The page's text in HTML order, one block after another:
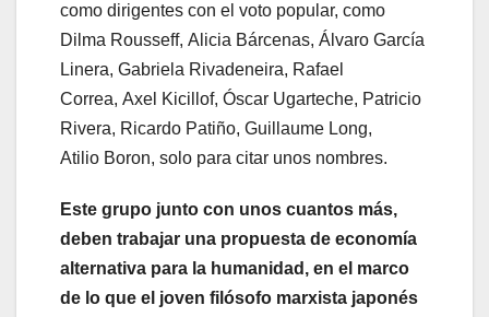
como dirigentes con el voto popular, como
Dilma Rousseff, Alicia Bárcenas, Álvaro García
Linera, Gabriela Rivadeneira, Rafael
Correa, Axel Kicillof, Óscar Ugarteche, Patricio
Rivera, Ricardo Patiño, Guillaume Long,
Atilio Boron, solo para citar unos nombres.
Este grupo junto con unos cuantos más,
deben trabajar una propuesta de economía
alternativa para la humanidad , en el marco
de lo que el joven filósofo marxista japonés